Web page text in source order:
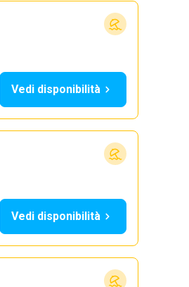
Vedi disponibilità
Vedi disponibilità